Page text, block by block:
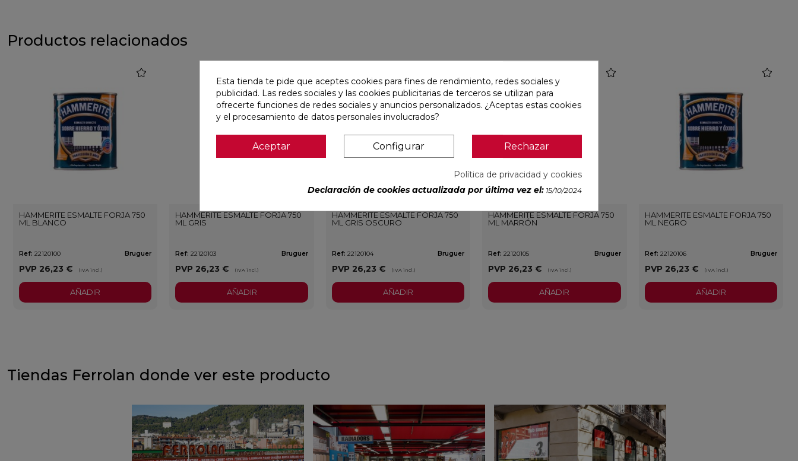
Productos relacionados
HAMMERITE ESMALTE FORJA 750
ML BLANCO
Ref: 22120100 Bruguer
PVP 26,23 € (IVA incl.)
AÑADIR
HAMMERITE ESMALTE FORJA 750
ML GRIS
Ref: 22120103 Bruguer
PVP 26,23 € (IVA incl.)
AÑADIR
HAMMERITE ESMALTE FORJA 750
ML GRIS OSCURO
Ref: 22120104 Bruguer
PVP 26,23 € (IVA incl.)
AÑADIR
HAMMERITE ESMALTE FORJA 750
ML MARRÓN
Ref: 22120105 Bruguer
PVP 26,23 € (IVA incl.)
favorite
AÑADIR
HAMMERITE ESMALTE FORJA 750
ML NEGRO
Ref: 22120106 Bruguer
PVP 26,23 € (IVA incl.)
AÑADIR
Tiendas Ferrolan donde ver este producto
Esta tienda te pide que aceptes cookies para fines de rendimiento, redes sociales y
publicidad. Las redes sociales y las cookies publicitarias de terceros se utilizan para
ofrecerte funciones de redes sociales y anuncios personalizados. ¿Aceptas estas cookies
y el procesamiento de datos personales involucrados?
Aceptar Configurar Rechazar
Política de privacidad y cookies
Declaración de cookies actualizada por última vez el: 15/10/2024